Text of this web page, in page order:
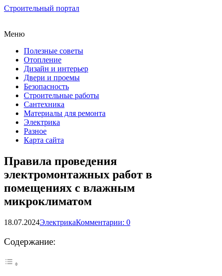
Строительный портал
Меню
Полезные советы
Отопление
Дизайн и интерьер
Двери и проемы
Безопасность
Строительные работы
Сантехника
Материалы для ремонта
Электрика
Разное
Карта сайта
Правила проведения
электромонтажных работ в
помещениях с влажным
микроклиматом
18.07.2024ЭлектрикаКомментарии: 0
Содержание: